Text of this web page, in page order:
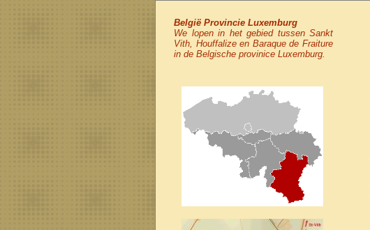
België Provincie Luxemburg
We lopen in het gebied tussen Sankt
Vith, Houffalize en Baraque de Fraiture
in de Belgische provinice Luxemburg.